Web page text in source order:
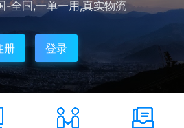
-全国,一单一用,真实物流
册 登录